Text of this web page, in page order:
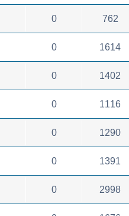
0 762
0 1614
0 1402
0 1116
0 1290
0 1391
0 2998